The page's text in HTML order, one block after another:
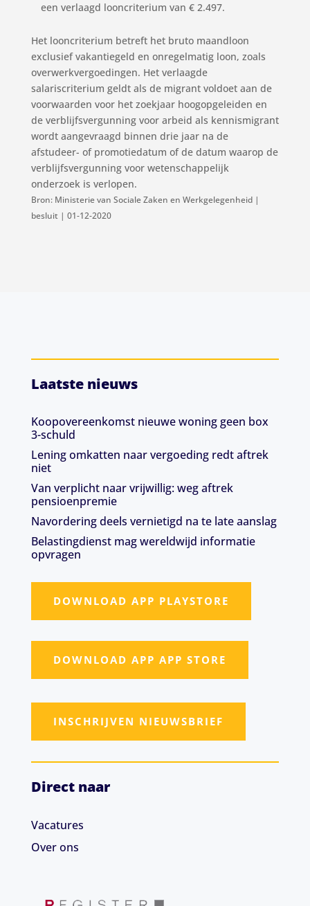
een verlaagd looncriterium van € 2.497.
Het looncriterium betreft het bruto maandloon
exclusief vakantiegeld en onregelmatig loon, zoals
overwerkvergoedingen. Het verlaagde
salariscriterium geldt als de migrant voldoet aan de
voorwaarden voor het zoekjaar hoogopgeleiden en
de verblijfsvergunning voor arbeid als kennismigrant
wordt aangevraagd binnen drie jaar na de
afstudeer- of promotiedatum of de datum waarop de
verblijfsvergunning voor wetenschappelijk
onderzoek is verlopen.
Bron: Ministerie van Sociale Zaken en Werkgelegenheid |
besluit | 01-12-2020
Laatste nieuws
Koopovereenkomst nieuwe woning geen box
3-schuld
Lening omkatten naar vergoeding redt aftrek
niet
Van verplicht naar vrijwillig: weg aftrek
pensioenpremie
Navordering deels vernietigd na te late aanslag
Belastingdienst mag wereldwijd informatie
opvragen
DOWNLOAD APP PLAYSTORE
DOWNLOAD APP APP STORE
INSCHRIJVEN NIEUWSBRIEF
Direct naar
Vacatures
Over ons